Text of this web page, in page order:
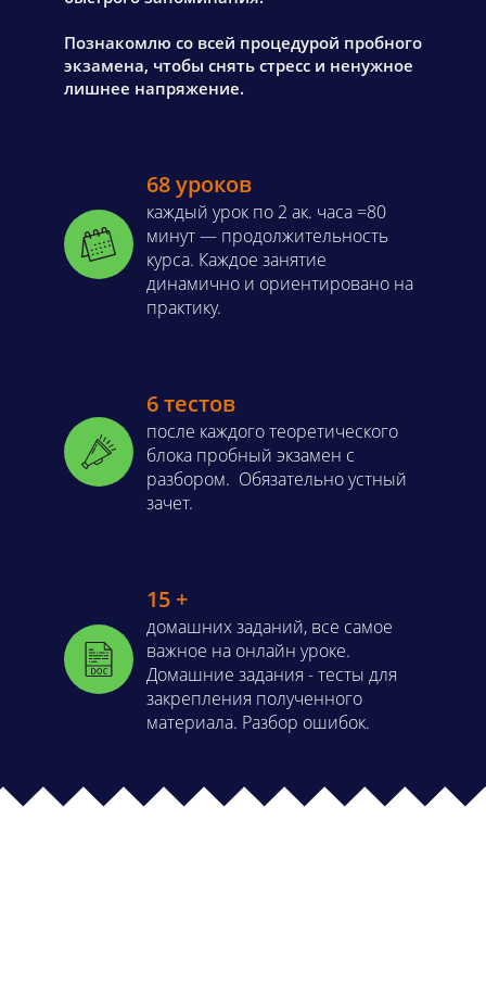
Познакомлю со всей процедурой пробного
экзамена, чтобы снять стресс и ненужное
лишнее напряжение.
68 уроков
каждый урок по 2 ак. часа =80
минут — продолжительность
курса. Каждое занятие
динамично и ориентировано на
практику.
6 тестов
после каждого теоретического
блока пробный экзамен с
разбором. Обязательно устный
зачет.
15 +
домашних заданий, все самое
важное на онлайн уроке.
Домашние задания - тесты для
закрепления полученного
материала. Разбор ошибок.